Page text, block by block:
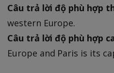
Câu trả lời độ phù hợp
western Europe.
Câu trả lời độ phù hợp
Europe and Paris is its